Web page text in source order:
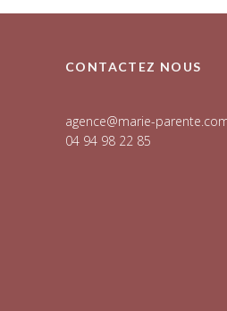
CONTACTEZ NOUS
agence@marie-
04 94 98 22 85